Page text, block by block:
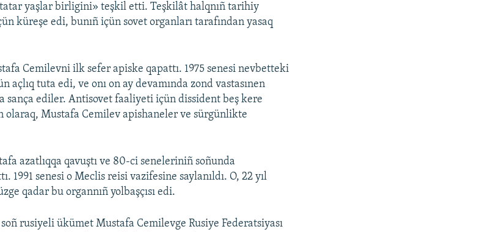
yaşlar birligini» teşkil etti. Teşkilât halqnıñ tarihiy
küreşe edi, bunıñ içün sovet organları tarafından yasaq
Cemilevni ilk sefer apiske qapattı. 1975 senesi nevbetteki
açlıq tuta edi, ve onı on ay devamında zond vastasınen
sança ediler. Antisovet faaliyeti içün dissident beş kere
olaraq, Mustafa Cemilev apishaneler ve sürgünlikte
azatlıqqa qavuştı ve 80-ci seneleriniñ soñunda
1991 senesi o Meclis reisi vazifesine saylanıldı. O, 22 yıl
qadar bu organnıñ yolbaşçısı edi.
rusiyeli ükümet Mustafa Cemilevge Rusiye Federatsiyası